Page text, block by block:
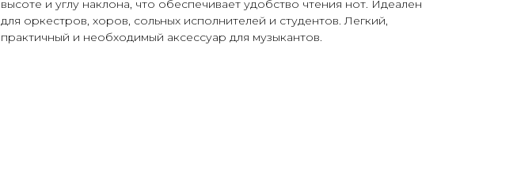
высоте и углу наклона, что обеспечивает удобство чтения нот. Идеален
для оркестров, хоров, сольных исполнителей и студентов. Легкий,
практичный и необходимый аксессуар для музыкантов.